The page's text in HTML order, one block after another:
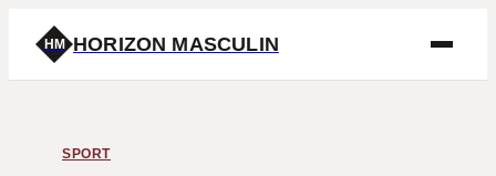
HM HORIZON MASCULIN
SPORT